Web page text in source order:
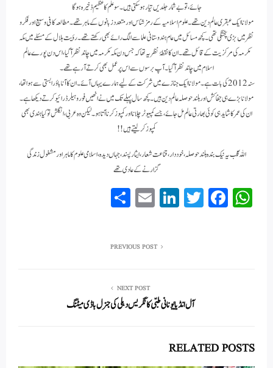
جائے، تو بے شمار جلدیں تیار ہو سکتی ہیں۔سو علم کا عظیم ذخیرہ ہوگا
مولانا ایک عبقری عالم دین تھے ۔ علوم اسلامیہ کے رمز شناس اور متعدد زبانوں کے ماہر تھے ۔ مطالعہ کافی وسیع اور فکر و
نظر میں بڑی پختگی تھی ۔ کچھ مسائل میں عام ہندوستانی علما سے الگ رائے بھی رکھتے تھے ۔ رؤیت ہلال کے مسئلے میں مکہ
مکرمہ کی مرکزیت کے قائل تھے ۔ ان کا نقطۂ نظر یہ تھا کہ جس دن مکہ مکرمہ میں چاند نظر آ گیا، اس دن پورے عالم
اسلام میں چاند نظر آ گیا۔ آپ برسوں سے اس پر عمل بھی کرتے آ رہے تھے ۔
سنہ 2012 کی بات ہے۔ مولانا ایک جنازے میں شرکت کے لیے ہمارے یہاں آئے۔ ان کا آنا باؤرا بستی سے ہوا تھا،
مولانا بڑے ہی جفا کش اور بلند حوصلہ عالم دین ہیں۔ کچھ سال پہلے تک میں نے انھیں فور وہیلر ڈرائیو کرتے دیکھا ہے۔
ان کی عمر کا شاید ہی کوئی بھارتی عالم مل جائے، جسے کمپیوٹر چلانا اور کمپوز کرنا آتا ہو۔ لیکن وہ عربی، انگلش تو کیا ہندی بھی
کمپوز کر لیتے ہیں!!
اللہ قکب یہ نیک بندہ بلندحوصلہ، خوددار، قناعت شعار، ایثار پسند، جہاں دیدہ، اسلامی علوم کا ماہر اور مشغول زندگی
گزارنے کے عادی تھے
W
ha
Fa
ce
T
wi
Li
nk
In
E
m
PREVIOUS POST
NEXT POST
آل انڈیا یونانی طبّی کانگریس دہلی کی جنرل باڈی میٹنگ
RELATED POSTS